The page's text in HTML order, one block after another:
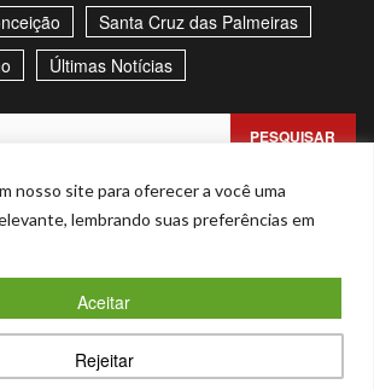
nosso site para oferecer a você uma
lembrando suas preferências em
Rejeitar
Aceitar
Santa Cruz das Palmeiras
Últimas Notícias
de Privacidade Contato
Stories
Facebook
Youtube
Todos os direitos reservados. - CNPJ –
0001-00|Magnitudeby AF themes.